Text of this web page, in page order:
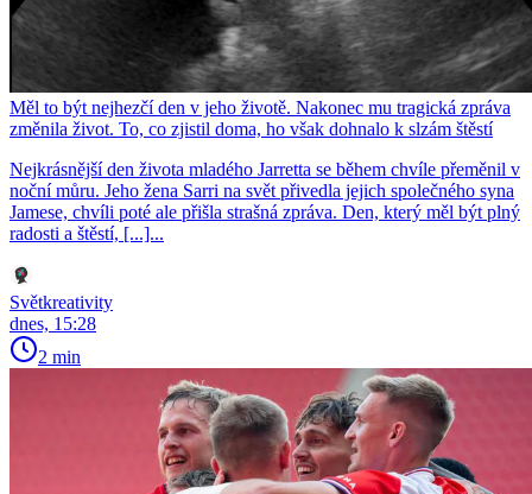
Měl to být nejhezčí den v jeho životě. Nakonec mu tragická zpráva
změnila život. To, co zjistil doma, ho však dohnalo k slzám štěstí
Nejkrásnější den života mladého Jarretta se během chvíle přeměnil v
noční můru. Jeho žena Sarri na svět přivedla jejich společného syna
Jamese, chvíli poté ale přišla strašná zpráva. Den, který měl být plný
radosti a štěstí, [...]...
Světkreativity
dnes, 15:28
2 min